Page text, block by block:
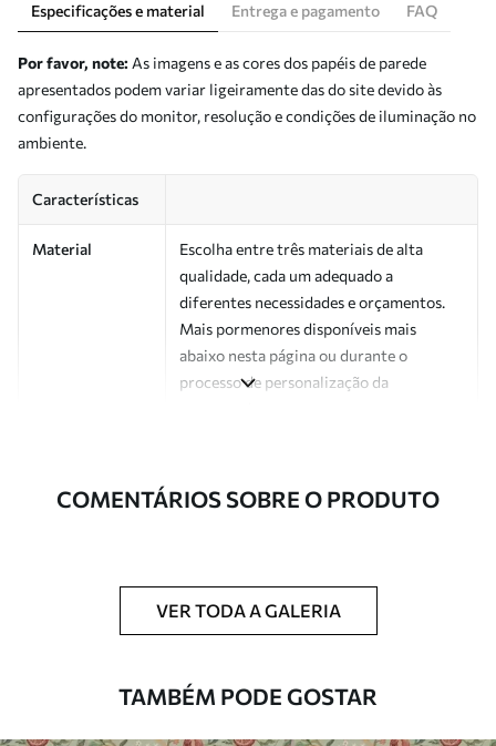
Especificações e material Entrega e pagamento FAQ
Por favor, note: As imagens e as cores dos papéis de parede
apresentados podem variar ligeiramente das do site devido às
configurações do monitor, resolução e condições de iluminação no
ambiente.
Características
Material
Escolha entre três materiais de alta
qualidade, cada um adequado a
diferentes necessidades e orçamentos.
Mais pormenores disponíveis mais
abaixo nesta página ou durante o
processo de personalização da
Número do
a01171v2
Acabamento Semibrilhante.
Impresso sob encomenda e entregue em
adicionais
Disponível com revestimento de verniz
e/ou adesivo para papel de parede.
COMENTÁRIOS SOBRE O PRODUTO
VER TODA A GALERIA
TAMBÉM PODE GOSTAR